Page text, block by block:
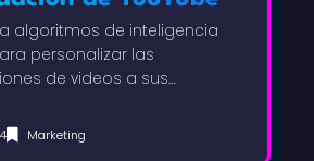
con AI: La clave
la visibilidad
algoritmos de inteligencia
personalizar las
de videos a sus…
Marketing